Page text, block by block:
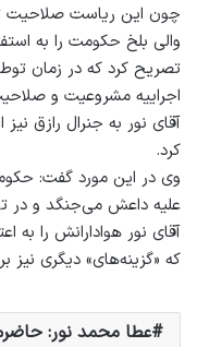
چون این ریاست صلاحیت
والی بلخ حکومت را به
تصریح کرد که در زمان
اجراییه مشروعیت و
آقای نور به جنرال رازق
کرد.
وی در این مورد گفت:
علیه داعش می‌جنگد و در
آقای نور هوادارانش را به
که «گزینه‌های» دیگری نیز
عطا محمد نور: